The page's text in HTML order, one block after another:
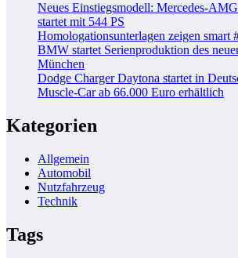
Neues Einstiegsmodell: Mercedes-
startet mit 544 PS
Homologationsunterlagen zeigen smart
BMW startet Serienproduktion des
München
Dodge Charger Daytona startet in
Muscle-Car ab 66.000 Euro erhältlich
Kategorien
Allgemein
Automobil
Nutzfahrzeug
Technik
Tags